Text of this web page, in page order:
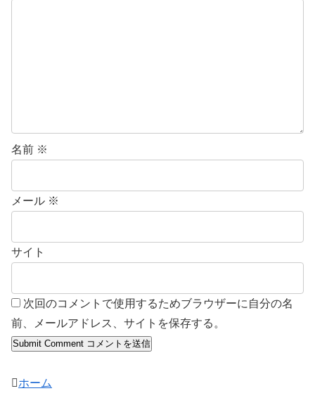
名前 ※
メール ※
サイト
次回のコメントで使用するためブラウザーに自分の名
前、メールアドレス、サイトを保存する。
ホーム